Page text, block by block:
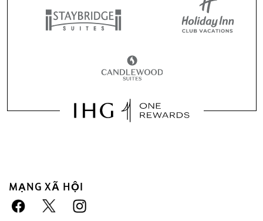
MẠNG XÃ HỘI
Đặt trước với chúng tôi lợi thế